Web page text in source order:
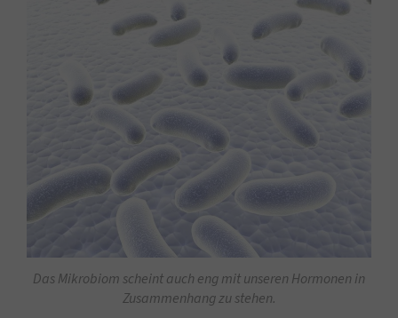
Das Mikrobiom scheint auch eng mit unseren Hormonen in
Zusammenhang zu stehen.